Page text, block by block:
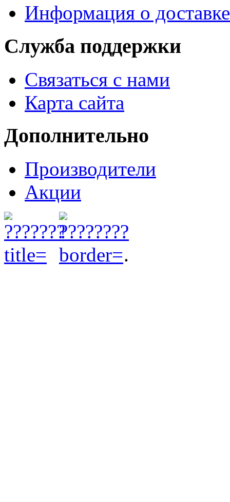
Информация о доставке
Служба поддержки
Связаться с нами
Карта сайта
Дополнительно
Производители
Акции
.